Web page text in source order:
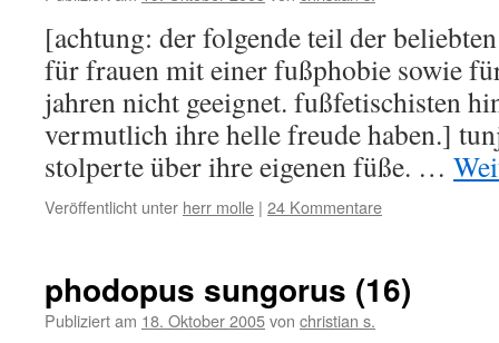
[achtung: der folgende teil der
für frauen mit einer fußphobie sowie
jahren nicht geeignet. fußfetischisten
vermutlich ihre helle freude haben.]
stolperte über ihre eigenen füße. …
Veröffentlicht unter herr molle | 24 Kommentare
phodopus sungorus (16)
Publiziert am 18. Oktober 2005von christian s.